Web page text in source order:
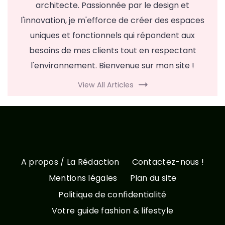
architecte. Passionnée par le design et
l'innovation, je m'efforce de créer des espaces
uniques et fonctionnels qui répondent aux
besoins de mes clients tout en respectant
l'environnement. Bienvenue sur mon site !
View All Articles
A propos / La Rédaction
Contactez-nous !
Mentions légales
Plan du site
Politique de confidentialité
Votre guide fashion & lifestyle